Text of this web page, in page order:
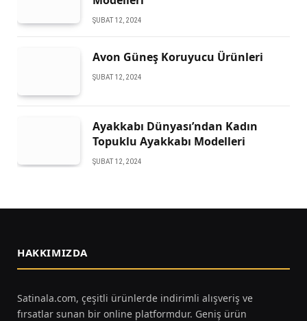
ŞUBAT 12, 2024
Avon Güneş Koruyucu Ürünleri
ŞUBAT 12, 2024
Ayakkabı Dünyası’ndan Kadın
Topuklu Ayakkabı Modelleri
ŞUBAT 12, 2024
HAKKIMIZDA
Satinala.com, çeşitli ürünlerde indirimli alışveriş ve
fırsatlar sunan bir online platformdur. Geniş ürün